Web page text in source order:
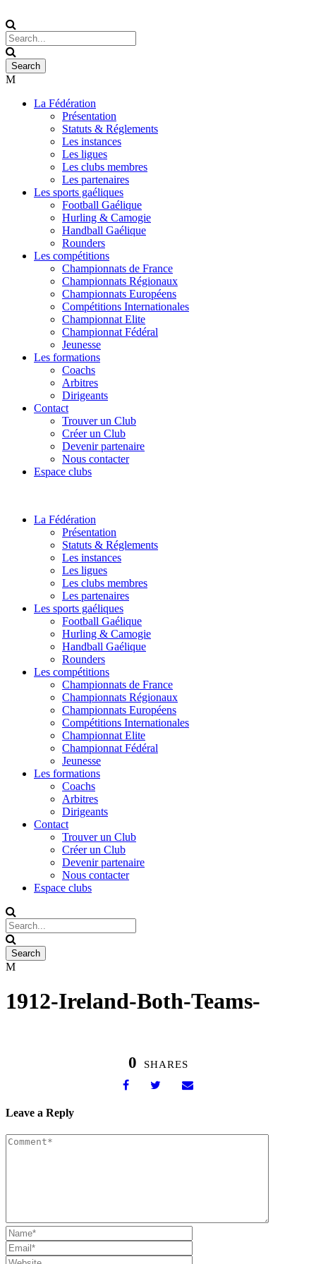
La Fédération
Présentation
Statuts & Réglements
Les instances
Les ligues
Les clubs membres
Les partenaires
Les sports gaéliques
Football Gaélique
Hurling & Camogie
Handball Gaélique
Rounders
Les compétitions
Championnats de France
Championnats Régionaux
Championnats Européens
Compétitions Internationales
Championnat Elite
Championnat Fédéral
Jeunesse
Les formations
Coachs
Arbitres
Dirigeants
Contact
Trouver un Club
Créer un Club
Devenir partenaire
Nous contacter
Espace clubs
La Fédération
Présentation
Statuts & Réglements
Les instances
Les ligues
Les clubs membres
Les partenaires
Les sports gaéliques
Football Gaélique
Hurling & Camogie
Handball Gaélique
Rounders
Les compétitions
Championnats de France
Championnats Régionaux
Championnats Européens
Compétitions Internationales
Championnat Elite
Championnat Fédéral
Jeunesse
Les formations
Coachs
Arbitres
Dirigeants
Contact
Trouver un Club
Créer un Club
Devenir partenaire
Nous contacter
Espace clubs
1912-Ireland-Both-Teams-
0 SHARES
Leave a Reply